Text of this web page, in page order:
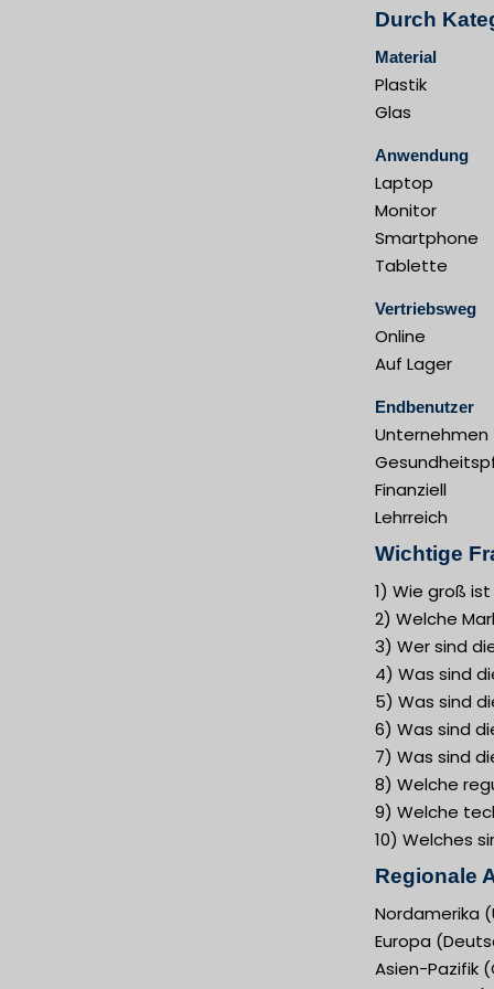
Durch
Material
Plastik
Glas
Anwendung
Laptop
Monitor
Smartphone
Tablette
Vertriebsweg
Online
Auf Lager
Endbenutzer
Unternehmen
Finanziell
Lehrreich
Wichtige
1) Wie groß
2) Welche
3) Wer sind
4) Was sind
5) Was sind
6) Was sind
7) Was sind
8) Welche
9) Welche
10) Welches
Regionale
Nordamerika
Europa
Asien-Pazifik